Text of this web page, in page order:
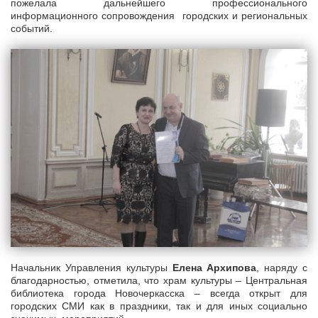
пожелала дальнейшего профессионального
информационного сопровождения городских и региональных
событий.
Начальник Управления культуры Елена Архипова , наряду с
благодарностью, отметила, что храм культуры – Центральная
библиотека города Новочеркасска – всегда открыт для
городских СМИ как в праздники, так и для иных социально